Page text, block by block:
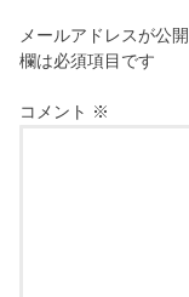
メールアドレスが公
欄は必須項目です
コメント ※